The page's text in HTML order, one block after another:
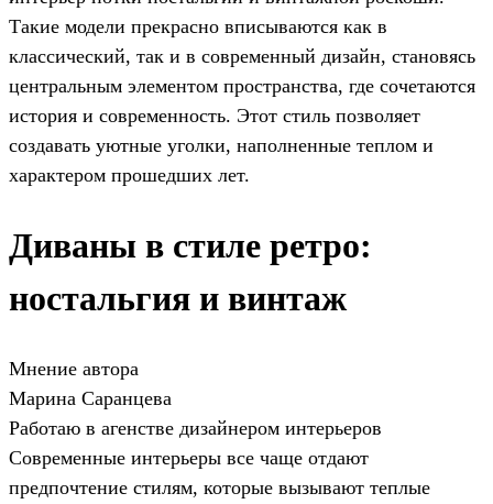
Такие модели прекрасно вписываются как в
классический, так и в современный дизайн, становясь
центральным элементом пространства, где сочетаются
история и современность. Этот стиль позволяет
создавать уютные уголки, наполненные теплом и
характером прошедших лет.
Диваны в стиле ретро:
ностальгия и винтаж
Мнение автора
Марина Саранцева
Работаю в агенстве дизайнером интерьеров
Современные интерьеры все чаще отдают
предпочтение стилям, которые вызывают теплые